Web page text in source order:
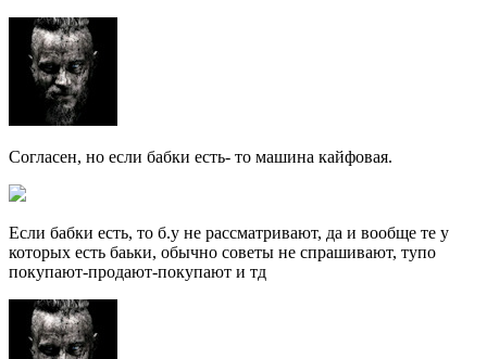
Согласен, но если бабки есть- то машина кайфовая.
Если бабки есть, то б.у не рассматривают, да и вообще те у
которых есть баьки, обычно советы не спрашивают, тупо
покупают-продают-покупают и тд